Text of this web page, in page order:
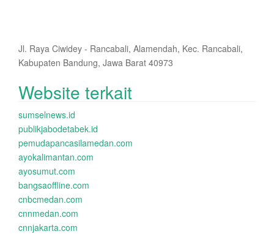
Jl. Raya Ciwidey - Rancabali, Alamendah, Kec. Rancabali,
Kabupaten Bandung, Jawa Barat 40973
Website terkait
sumselnews.id
publikjabodetabek.id
pemudapancasilamedan.com
ayokalimantan.com
ayosumut.com
bangsaoffline.com
cnbcmedan.com
cnnmedan.com
cnnjakarta.com